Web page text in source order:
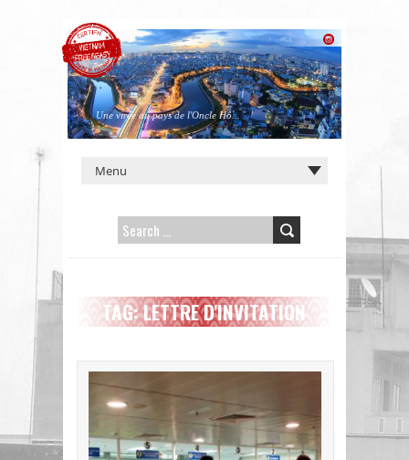
Une virée au pays de l'Oncle Hô...
SEARCH
TAG: LETTRE D'INVITATION